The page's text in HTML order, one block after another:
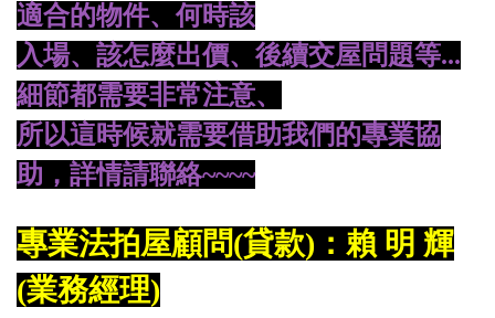
適合的物件、何時該
入場、 該怎麼出價、後續交屋問題等...
細節都需要非常注意、
所以這時候就需要借助我們的專業協
助，詳情請聯絡~~~~
專業法拍屋顧問(貸款)：賴 明 輝
(業務經理)